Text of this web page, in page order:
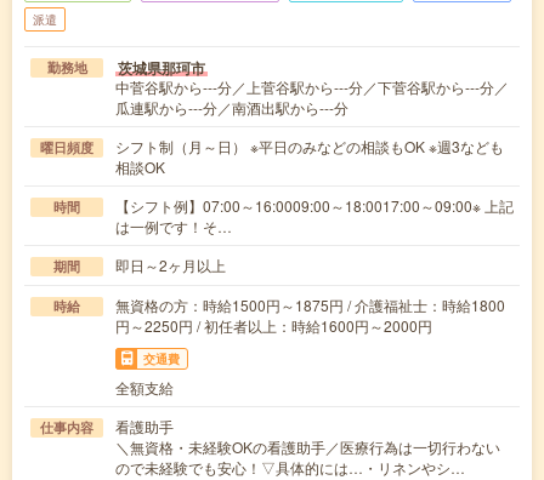
派遣
勤務地 茨城県那珂市
中菅谷駅から---分／上菅谷駅から---分／下菅谷駅から---分／
瓜連駅から---分／南酒出駅から---分
曜日頻度
シフト制（月～日） ※平日のみなどの相談もOK ※週3なども
相談OK
時間
【シフト例】07:00～16:0009:00～18:0017:00～09:00※ 上記
は一例です！そ…
期間 即日～2ヶ月以上
時給
無資格の方：時給1500円～1875円 / 介護福祉士：時給1800
円～2250円 / 初任者以上：時給1600円～2000円
交通費
全額支給
仕事内容
看護助手
＼無資格・未経験OKの看護助手／医療行為は一切行わない
ので未経験でも安心！▽具体的には…・リネンやシ…